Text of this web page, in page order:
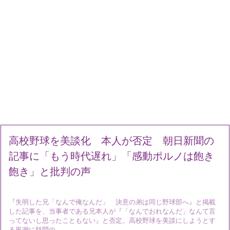
高校野球を美談化 本人が否定 朝日新聞の
記事に「もう時代遅れ」「感動ポルノは飽き
飽き」と批判の声
『失明した兄「なんで俺なんだ」 決意の弟は同じ野球部へ』と掲載
した記事を、当事者である兄本人が『「なんでおれなんだ」なんて言
ってないし思ったこともない』と否定。高校野球を美談にしようとす